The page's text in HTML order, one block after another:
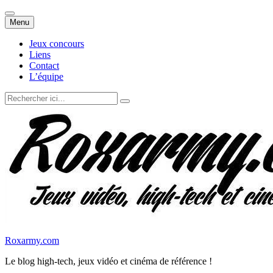
Menu Aller
au
contenu
Jeux concours
Liens
Contact
L’équipe
Recherche
pour
Roxarmy.com
Le blog high-tech, jeux vidéo et cinéma de référence !